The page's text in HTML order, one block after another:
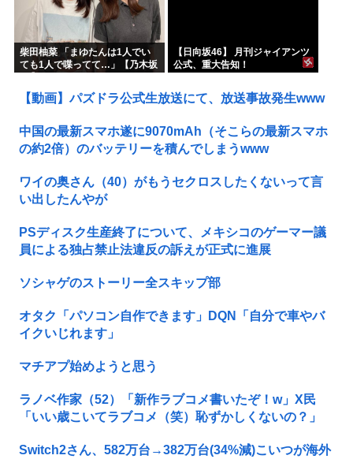
柴田柚菜 「まゆたんは1人でい
ても1人で喋ってて…」【乃木坂
【日向坂46】 月刊ジャイアンツ
公式、重大告知！
【動画】パズドラ公式生放送にて、放送事故発生www
中国の最新スマホ遂に9070mAh（そこらの最新スマホ
の約2倍）のバッテリーを積んでしまうwww
ワイの奥さん（40）がもうセクロスしたくないって言
い出したんやが
PSディスク生産終了について、メキシコのゲーマー議
員による独占禁止法違反の訴えが正式に進展
ソシャゲのストーリー全スキップ部
オタク「パソコン自作できます」DQN「自分で車やバ
イクいじれます」
マチアプ始めようと思う
ラノベ作家（52）「新作ラブコメ書いたぞ！w」X民
「いい歳こいてラブコメ（笑）恥ずかしくないの？」
Switch2さん、582万台→382万台(34%減)こいつが海外